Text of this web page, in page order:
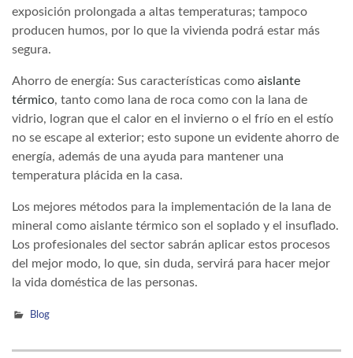
exposición prolongada a altas temperaturas; tampoco
producen humos, por lo que la vivienda podrá estar más
segura.
Ahorro de energía: Sus características como aislante
térmico, tanto como lana de roca como con la lana de
vidrio, logran que el calor en el invierno o el frío en el estío
no se escape al exterior; esto supone un evidente ahorro de
energía, además de una ayuda para mantener una
temperatura plácida en la casa.
Los mejores métodos para la implementación de la lana de
mineral como aislante térmico son el soplado y el insuflado.
Los profesionales del sector sabrán aplicar estos procesos
del mejor modo, lo que, sin duda, servirá para hacer mejor
la vida doméstica de las personas.
Blog